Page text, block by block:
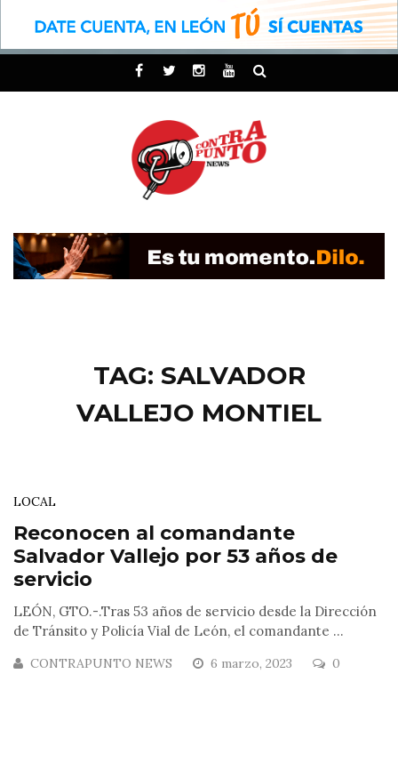
TAG: SALVADOR
VALLEJO MONTIEL
LOCAL
Reconocen al comandante
Salvador Vallejo por 53 años de
servicio
LEÓN, GTO.-.Tras 53 años de servicio desde la Dirección
de Tránsito y Policía Vial de León, el comandante ...
CONTRAPUNTO NEWS 6 marzo, 2023 0